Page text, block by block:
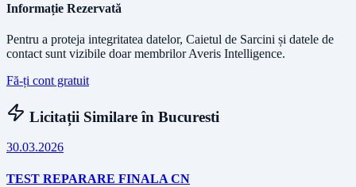
Informație Rezervată
Pentru a proteja integritatea datelor, Caietul de Sarcini și datele de
contact sunt vizibile doar membrilor Averis Intelligence.
Fă-ți cont gratuit
Licitații Similare în Bucuresti
30.03.2026
TEST REPARARE FINALA CN